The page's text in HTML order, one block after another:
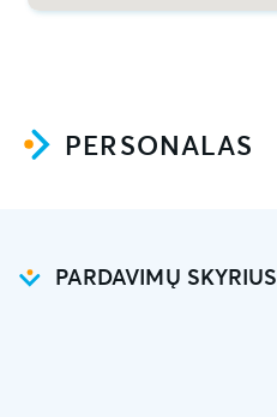
PERSONALAS
PARDAVIMŲ SKYRIUS